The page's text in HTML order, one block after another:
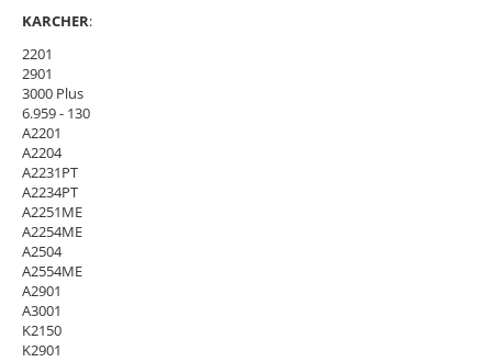
KARCHER:
2201
2901
3000 Plus
6.959 - 130
A2201
A2204
A2231PT
A2234PT
A2251ME
A2254ME
A2504
A2554ME
A2901
A3001
K2150
K2901